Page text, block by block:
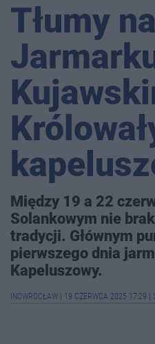
Tłumy na
Między 19 a 22
Solankowym nie
tradycji. Głównym
pierwszego dnia
Kapeluszowy.
INOWROCŁAW 19 CZERWCA 2025 17:29